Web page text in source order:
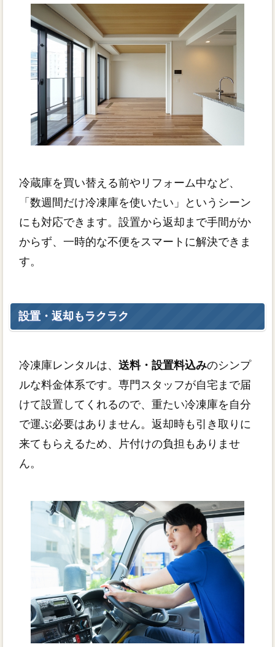
冷蔵庫を買い替える前やリフォーム中など、
「数週間だけ冷凍庫を使いたい」というシーン
にも対応できます。設置から返却まで手間がか
からず、一時的な不便をスマートに解決できま
す。
設置・返却もラクラク
冷凍庫レンタルは、 送料・設置料込みのシンプ
ルな料金体系です。専門スタッフが自宅まで届
けて設置してくれるので、重たい冷凍庫を自分
で運ぶ必要はありません。返却時も引き取りに
来てもらえるため、片付けの負担もありませ
ん。